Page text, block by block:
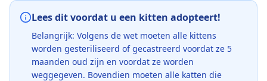
Lees dit voordat u een kitten adopteert!
Belangrijk: Volgens de wet moeten alle kittens
worden gesteriliseerd of gecastreerd voordat ze 5
maanden oud zijn en voordat ze worden
weggegeven. Bovendien moeten alle katten die